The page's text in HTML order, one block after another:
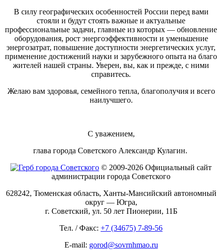
В силу географических особенностей России перед вами
стояли и будут стоять важные и актуальные
профессиональные задачи, главные из которых — обновление
оборудования, рост энергоэффективности и уменьшение
энергозатрат, повышение доступности энергетических услуг,
применение достижений науки и зарубежного опыта на благо
жителей нашей страны. Уверен, вы, как и прежде, с ними
справитесь.
Желаю вам здоровья, семейного тепла, благополучия и всего
наилучшего.
С уважением,
глава города Советского Александр Кулагин.
© 2009-2026 Официальный сайт
администрации города Советского
628242, Тюменская область, Ханты-Мансийский автономный
округ — Югра,
г. Советский, ул. 50 лет Пионерии, 11Б
Тел. / Факс: +7 (34675) 7-89-56
E-mail: gorod@sovrnhmao.ru